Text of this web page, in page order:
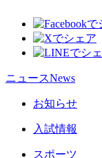
ニュースNews
お知らせ
入試情報
スポーツ